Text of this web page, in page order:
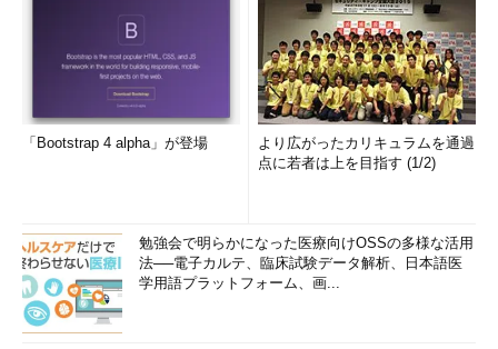
「Bootstrap 4 alpha」が登場
より広がったカリキュラムを通過
点に若者は上を目指す (1/2)
勉強会で明らかになった医療向けOSSの多様な活用
法──電子カルテ、臨床試験データ解析、日本語医
学用語プラットフォーム、画...